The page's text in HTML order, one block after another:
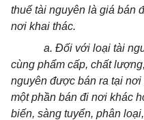
thuế tài nguyên là giá bán
nơi khai thác.
a. Đối với loại tài
cùng phẩm cấp, chất
nguyên được bán ra tại
một phần bán đi nơi khác
biến, sàng tuyển, phân